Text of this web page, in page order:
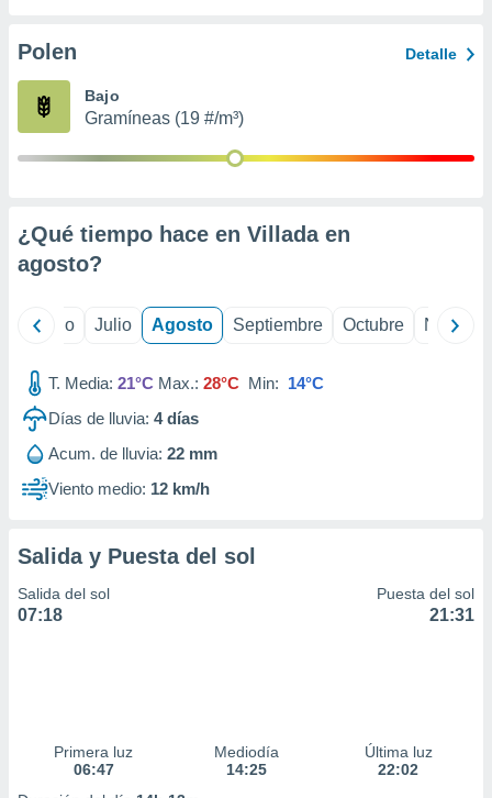
e
mediante
publicidad
publicidad
de
Polen Detalle
Bajo
Gramíneas (19 #/m³)
¿Qué tiempo hace en Villada en
agosto?
Junio Julio Agosto Septiembre Octubre
T. Media: 21°C Max.: 28°C Min: 14°C
Días de lluvia: 4días
Acum. de lluvia: 22 mm
Viento medio: 12 km/h
Salida y Puesta del sol
Salida del sol
07:18
Puesta del sol
21:31
Primera luz
06:47
Mediodía
14:25
Última luz
22:02